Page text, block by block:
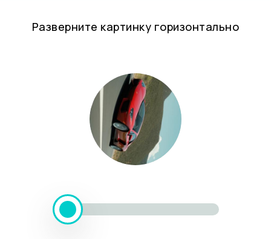
Разверните картинку горизонтально